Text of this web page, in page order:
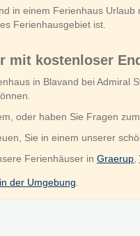
in einem Ferienhaus
Ferienhausgebiet ist.
mit kostenloser
in Blavand bei Admiral
oder haben Sie Fragen
Sie in einem unserer
Ferienhäuser in Graerup
der Umgebung